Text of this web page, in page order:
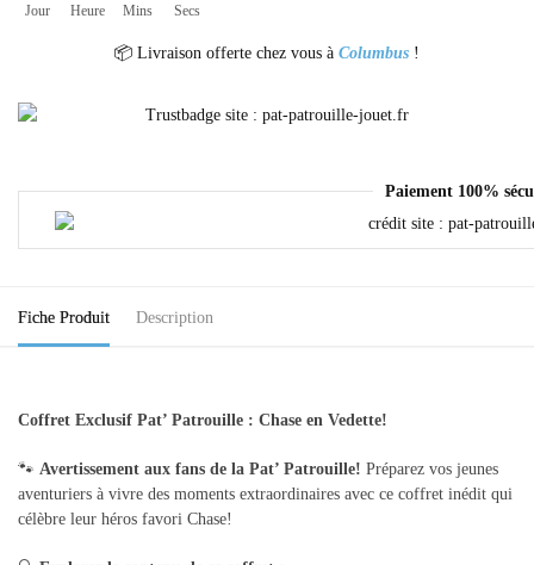
Jour Heure Mins Secs
📦 Livraison offerte chez vous à Columbus !
Paiement 100%
Fiche Produit Description
Coffret Exclusif Pat’ Patrouille : Chase en Vedette!
🐾 Avertissement aux fans de la Pat’ Patrouille! Préparez vos jeunes
aventuriers à vivre des moments extraordinaires avec ce coffret inédit qui
célèbre leur héros favori Chase!